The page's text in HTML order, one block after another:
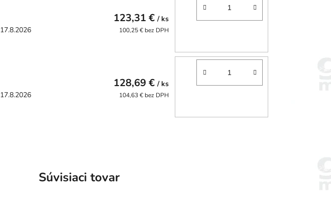
17.8.2026
123,31 € / ks
100,25 € bez DPH
17.8.2026
128,69 € / ks
104,63 € bez DPH
Súvisiaci tovar